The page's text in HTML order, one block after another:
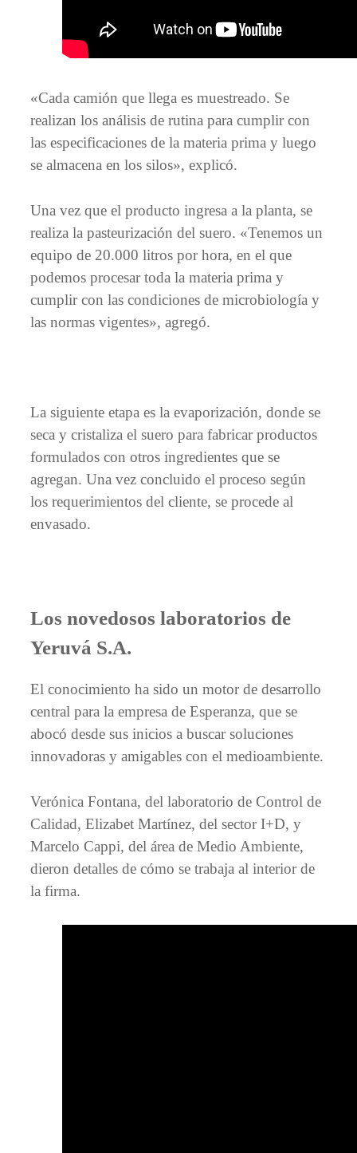
«Cada camión que llega es muestreado. Se
realizan los análisis de rutina para cumplir con
las especificaciones de la materia prima y luego
se almacena en los silos», explicó.
Una vez que el producto ingresa a la planta, se
realiza la pasteurización del suero. «Tenemos un
equipo de 20.000 litros por hora, en el que
podemos procesar toda la materia prima y
cumplir con las condiciones de microbiología y
las normas vigentes», agregó.
La siguiente etapa es la evaporización, donde se
seca y cristaliza el suero para fabricar productos
formulados con otros ingredientes que se
agregan. Una vez concluido el proceso según
los requerimientos del cliente, se procede al
envasado.
Los novedosos laboratorios de
Yeruvá S.A.
El conocimiento ha sido un motor de desarrollo
central para la empresa de Esperanza, que se
abocó desde sus inicios a buscar soluciones
innovadoras y amigables con el medioambiente.
Verónica Fontana, del laboratorio de Control de
Calidad, Elizabet Martínez, del sector I+D, y
Marcelo Cappi, del área de Medio Ambiente,
dieron detalles de cómo se trabaja al interior de
la firma.